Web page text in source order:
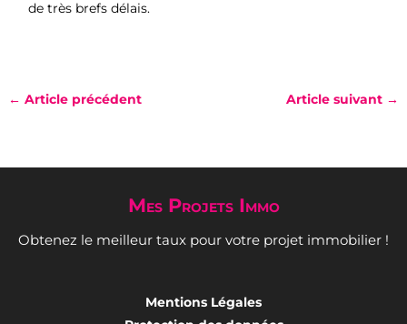
de très brefs délais.
← Article précédent Article suivant →
Mes Projets Immo
Obtenez le meilleur taux pour votre projet immobilier !
Mentions Légales